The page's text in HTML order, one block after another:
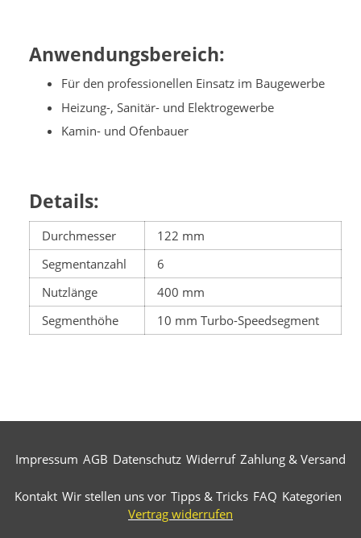
Anwendungsbereich:
Für den professionellen Einsatz im Baugewerbe
Heizung-, Sanitär- und Elektrogewerbe
Kamin- und Ofenbauer
Details:
Durchmesser
122 mm
Segmentanzahl
6
Nutzlänge
400 mm
Segmenthöhe
10 mm Turbo-Speedsegment
Impressum AGB Datenschutz Widerruf Zahlung & Versand
Kontakt Wir stellen uns vor Tipps & Tricks FAQ Kategorien
Vertrag widerrufen